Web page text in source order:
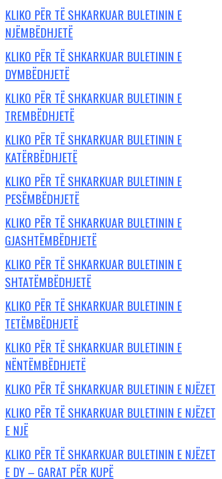
KLIKO PËR TË SHKARKUAR BULETININ E
NJËMBËDHJETË
KLIKO PËR TË SHKARKUAR BULETININ E
DYMBËDHJETË
KLIKO PËR TË SHKARKUAR BULETININ E
TREMBËDHJETË
KLIKO PËR TË SHKARKUAR BULETININ E
KATËRBËDHJETË
KLIKO PËR TË SHKARKUAR BULETININ E
PESËMBËDHJETË
KLIKO PËR TË SHKARKUAR BULETININ E
GJASHTËMBËDHJETË
KLIKO PËR TË SHKARKUAR BULETININ E
SHTATËMBËDHJETË
KLIKO PËR TË SHKARKUAR BULETININ E
TETËMBËDHJETË
KLIKO PËR TË SHKARKUAR BULETININ E
NËNTËMBËDHJETË
KLIKO PËR TË SHKARKUAR BULETININ E NJËZET
KLIKO PËR TË SHKARKUAR BULETININ E NJËZET
E NJË
KLIKO PËR TË SHKARKUAR BULETININ E NJËZET
E DY – GARAT PËR KUPË